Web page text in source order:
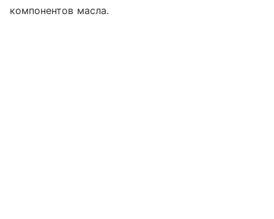
компонентов масла.